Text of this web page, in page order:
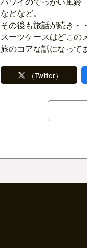
などなど。
その後も旅話が続き・
スーツケースはどこの
旅のコアな話になって
（Twitter）